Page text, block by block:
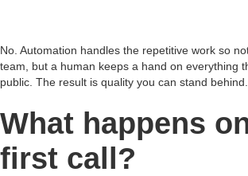
No. Automation handles the repetitive work so
team, but a human keeps a hand on everything
public. The result is quality you can stand
What happens
first call?